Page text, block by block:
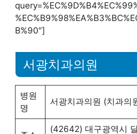
B%90″]
서광치과의원
병원
명
서광치과의원 (치과의
(42642) 대구광역시